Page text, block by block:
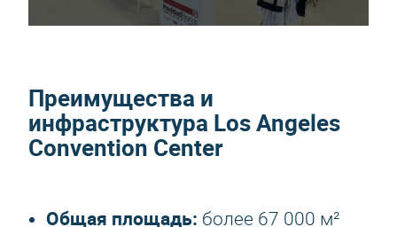
Преимущества и
инфраструктура Los Angeles
Convention Center
Общая площадь: более 67 000 м²